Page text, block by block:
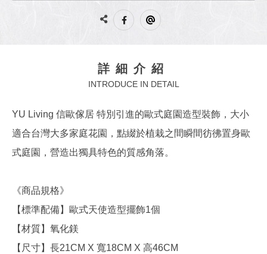
詳細介紹
INTRODUCE IN DETAIL
YU Living 信歐傢居 特別引進的歐式庭園造型裝飾，大小
適合台灣大多家庭花園，點綴於植栽之間瞬間彷彿置身歐
式庭園，營造出獨具特色的質感角落。
《商品規格》
【標準配備】歐式天使造型擺飾1個
【材質】氧化鎂
【尺寸】長21CM X 寬18CM X 高46CM